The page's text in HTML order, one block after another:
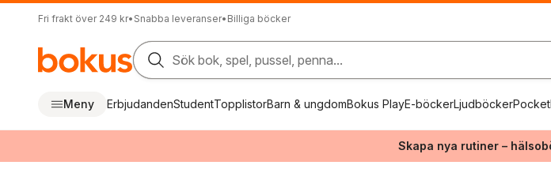
Fri frakt över 249 kr• Snabba leveranser• Billiga böcker
Sök bok, spel, pussel, penna...
Meny ErbjudandenStudentTopplistorBarn & ungdomBokus PlayE-böckerLjudböcker
Skapa nya rutiner –